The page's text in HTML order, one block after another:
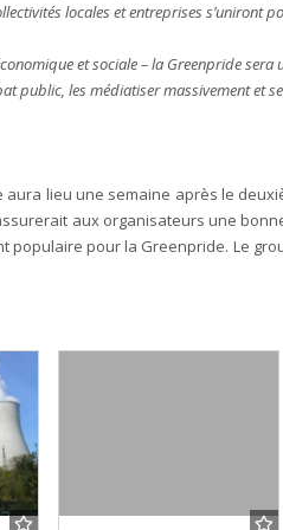
locales et entreprises s’uniront
et sociale – la Greenpride
public, les médiatiser massivement et
lieu une semaine après le
aux organisateurs une
populaire pour la Greenpride. Le